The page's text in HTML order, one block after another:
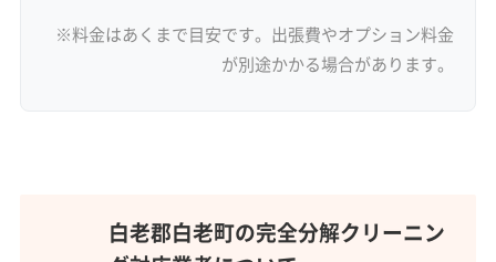
※料金はあくまで目安です。出張費やオプション料金
が別途かかる場合があります。
白老郡白老町の完全分解クリーニン